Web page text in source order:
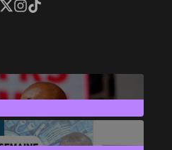
Posts